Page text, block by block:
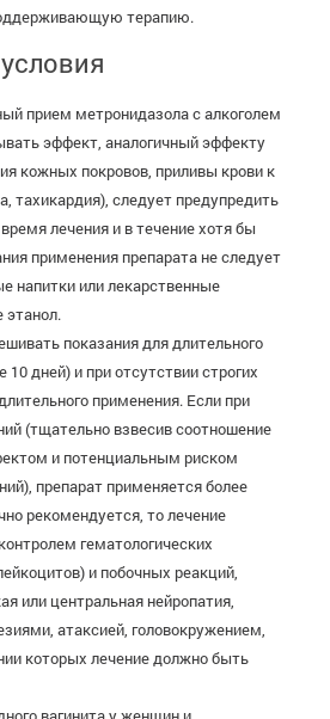
терапию.
прием метронидазола с алкоголем
эффект, аналогичный эффекту
кожных покровов, приливы крови к
тахикардия), следует предупредить
лечения и в течение хотя бы
применения препарата не следует
напитки или лекарственные
показания для длительного
10 дней) и при отсутствии строгих
применения. Если при
(тщательно взвесив соотношение
и потенциальным риском
препарат применяется более
рекомендуется, то лечение
гематологических
и побочных реакций,
или центральная нейропатия,
атаксией, головокружением,
которых лечение должно быть